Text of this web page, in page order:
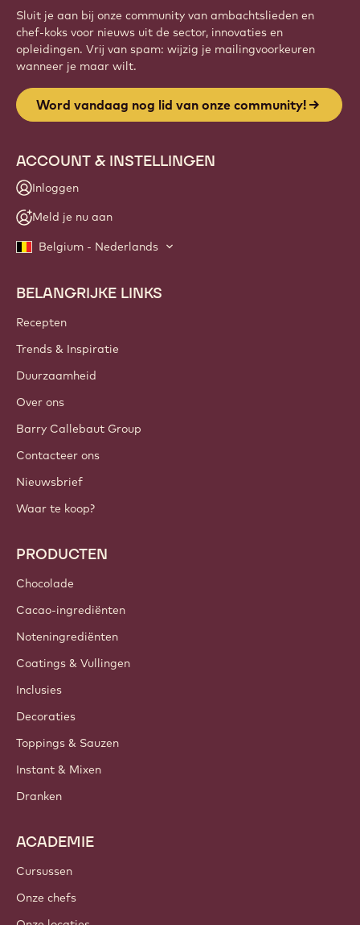
Sluit je aan bij onze community van ambachtslieden en
chef-koks voor nieuws uit de sector, innovaties en
opleidingen. Vrij van spam: wijzig je mailingvoorkeuren
wanneer je maar wilt.
Word vandaag nog lid van onze community!
ACCOUNT & INSTELLINGEN
Inloggen
Meld je nu aan
Belgium - Nederlands
Footer
Callebaut
BELANGRIJKE LINKS
Recepten
Trends & Inspiratie
Duurzaamheid
Over ons
Barry Callebaut Group
Contacteer ons
Nieuwsbrief
Waar te koop?
PRODUCTEN
Chocolade
Cacao-ingrediënten
Noteningrediënten
Coatings & Vullingen
Inclusies
Decoraties
Toppings & Sauzen
Instant & Mixen
Dranken
ACADEMIE
Cursussen
Onze chefs